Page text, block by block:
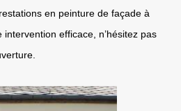
en peinture de façade à
efficace, n’hésitez pas